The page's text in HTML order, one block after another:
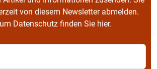
von diesem Newsletter abmelden.
Datenschutz finden Sie hier.